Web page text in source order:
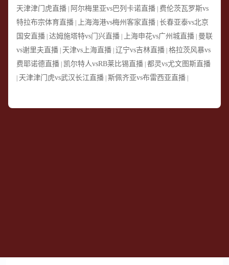
天津津门虎直播
阿尔梅里亚vs巴列卡诺直播 费伦茨瓦罗斯vs
特拉布宗体育直播
上海海港vs梅州客家直播 长春亚泰vs北京
国安直播 达姆施塔特vs门兴直播 上海申花vs广州城直播 曼联
vs谢里夫直播 天津vs上海直播 辽宁vs吉林直播 格拉茨风暴vs
费耶诺德直播 凯尔特人vsRB莱比锡直播 都灵vs尤文图斯直播
天津津门虎vs武汉长江直播 斯佩齐亚vs布雷西亚直播